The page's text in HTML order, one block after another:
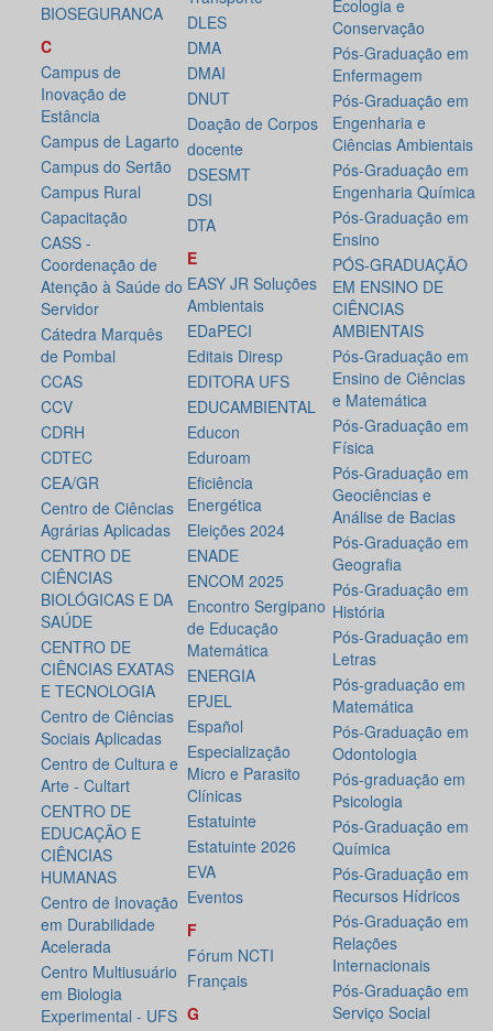
BIOSEGURANCA
C
Campus de
Inovação de
Estância
Campus de Lagarto
Campus do Sertão
Campus Rural
Capacitação
CASS -
Coordenação de
Atenção à Saúde do
Servidor
Cátedra Marquês
de Pombal
CCAS
CCV
CDRH
CDTEC
CEA/GR
Centro de Ciências
Agrárias Aplicadas
CENTRO DE
CIÊNCIAS
BIOLÓGICAS E DA
SAÚDE
CENTRO DE
CIÊNCIAS EXATAS
E TECNOLOGIA
Centro de Ciências
Sociais Aplicadas
Centro de Cultura e
Arte - Cultart
CENTRO DE
EDUCAÇÃO E
CIÊNCIAS
HUMANAS
Centro de Inovação
em Durabilidade
Acelerada
Centro Multiusuário
em Biologia
Experimental - UFS
DLES
DMA
DMAI
DNUT
Doação de Corpos
docente
DSESMT
DSI
DTA
E
EASY JR Soluções
Ambientais
EDaPECI
Editais Diresp
EDITORA UFS
EDUCAMBIENTAL
Educon
Eduroam
Eficiência
Energética
Eleições 2024
ENADE
ENCOM 2025
Encontro Sergipano
de Educação
Matemática
ENERGIA
EPJEL
Español
Especialização
Micro e Parasito
Clínicas
Estatuinte
Estatuinte 2026
EVA
Eventos
F
Fórum NCTI
Français
G
Ecologia e
Conservação
Pós-Graduação em
Enfermagem
Pós-Graduação em
Engenharia e
Ciências Ambientais
Pós-Graduação em
Engenharia Química
Pós-Graduação em
Ensino
PÓS-GRADUAÇÃO
EM ENSINO DE
CIÊNCIAS
AMBIENTAIS
Pós-Graduação em
Ensino de Ciências
e Matemática
Pós-Graduação em
Física
Pós-Graduação em
Geociências e
Análise de Bacias
Pós-Graduação em
Geografia
Pós-Graduação em
História
Pós-Graduação em
Letras
Pós-graduação em
Matemática
Pós-Graduação em
Odontologia
Pós-graduação em
Psicologia
Pós-Graduação em
Química
Pós-Graduação em
Recursos Hídricos
Pós-Graduação em
Relações
Internacionais
Pós-Graduação em
Serviço Social